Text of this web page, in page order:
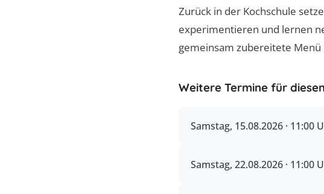
Zurück in der Kochschule
experimentieren und lernen
gemeinsam zubereitete Menü
Weitere Termine für
Samstag, 15.08.2026 · 11:00
Samstag, 22.08.2026 · 11:00